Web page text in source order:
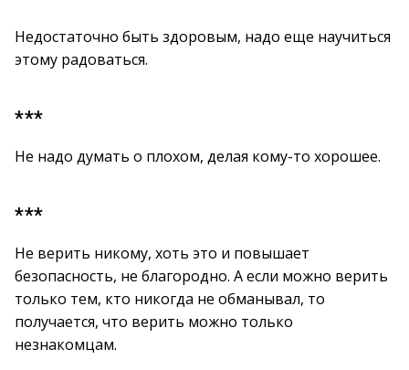
Недостаточно быть здоровым, надо еще научиться
этому радоваться.
***
Не надо думать о плохом, делая кому-то хорошее.
***
Не верить никому, хоть это и повышает
безопасность, не благородно. А если можно верить
только тем, кто никогда не обманывал, то
получается, что верить можно только
незнакомцам.